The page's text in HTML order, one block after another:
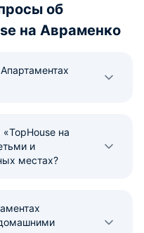
об
на Авраменко
на
и
местах?